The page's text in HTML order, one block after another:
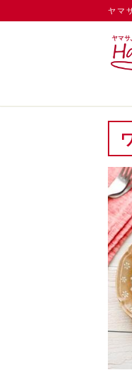
ヤマ